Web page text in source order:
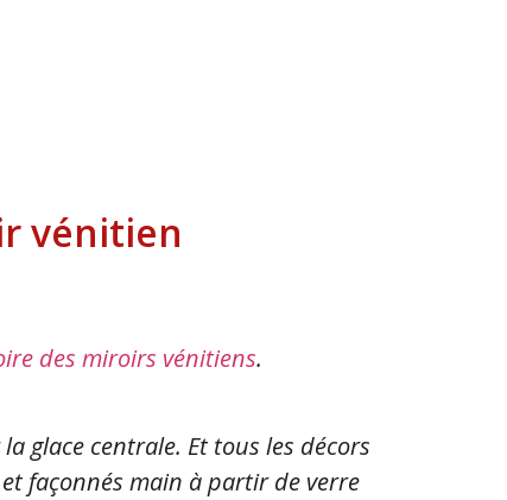
vénitien
des miroirs vénitiens.
glace centrale. Et tous les décors
façonnés main à partir de verre